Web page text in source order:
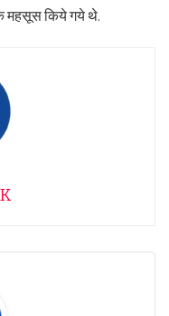
महसूस किये गये थे.